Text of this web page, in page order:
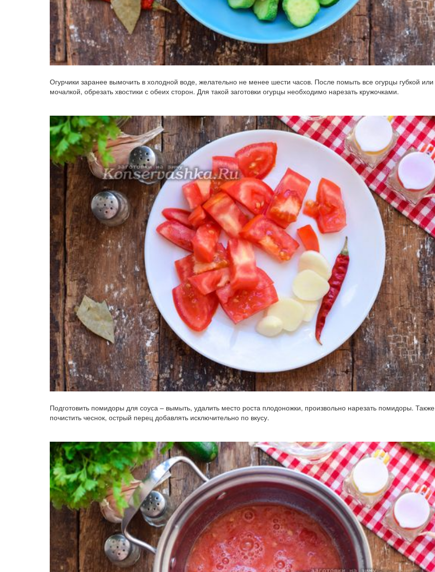
Огурчики заранее вымочить в холодной воде, желательно не менее шести часов. После помыть все огурцы губкой или
мочалкой, обрезать хвостики с обеих сторон. Для такой заготовки огурцы необходимо нарезать кружочками.
Подготовить помидоры для соуса – вымыть, удалить место роста плодоножки, произвольно нарезать помидоры. Также
почистить чеснок, острый перец добавлять исключительно по вкусу.